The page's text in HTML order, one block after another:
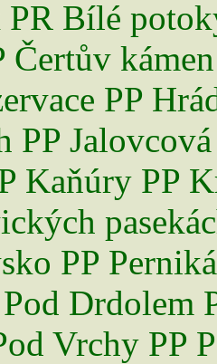
PR Bílé
Čertův kámen
PP
PP
Kaňúry PP
PP
Drdolem
Vrchy PP